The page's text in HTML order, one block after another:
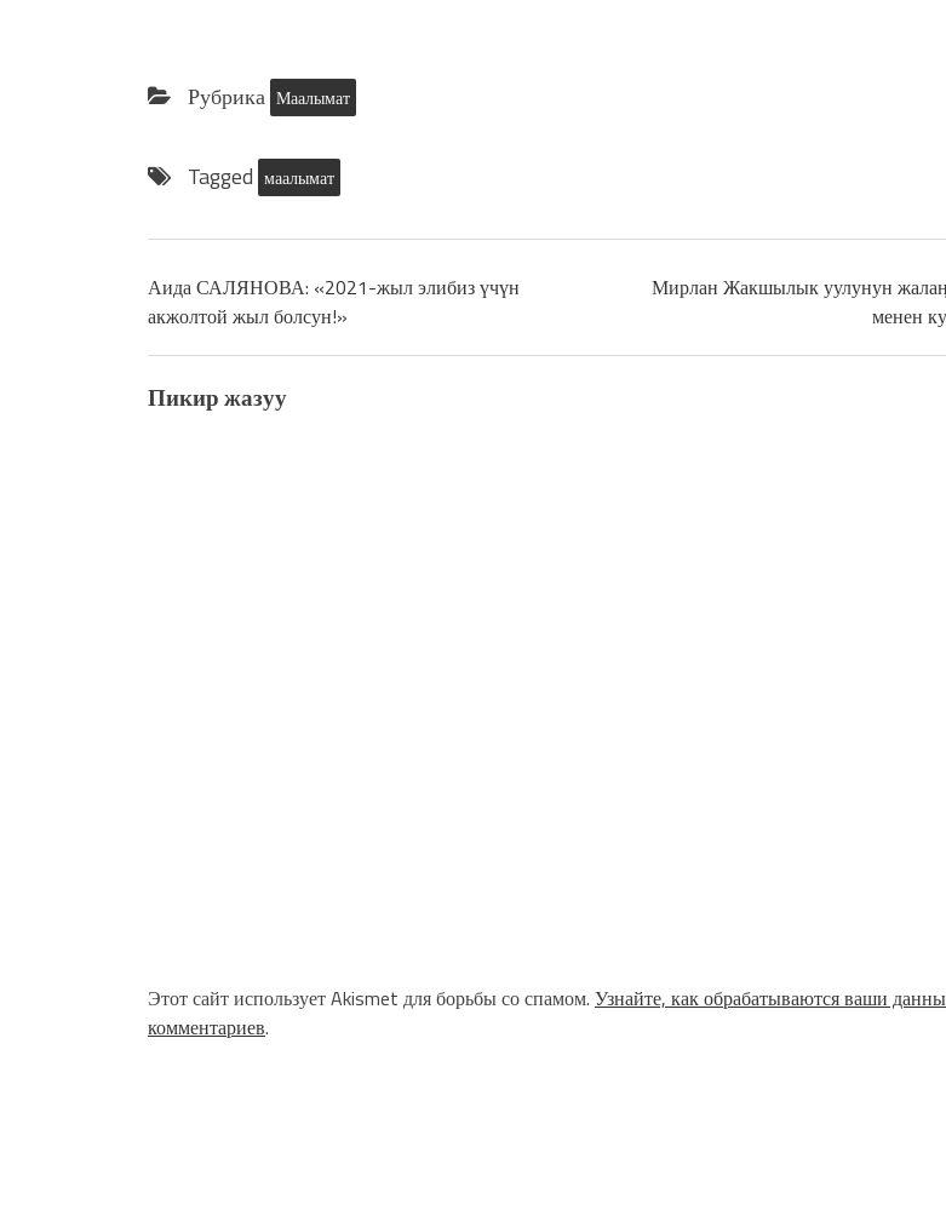
Рубрика Маалымат
Tagged маалымат
Аида САЛЯНОВА: «2021-жыл элибиз үчүн
акжолтой жыл болсун!»
Мирлан Жакшылык уулунун
менен
Пикир жазуу
Этот сайт использует Akismet для борьбы со спамом. Узнайте, как обрабатываются ваши
комментариев.